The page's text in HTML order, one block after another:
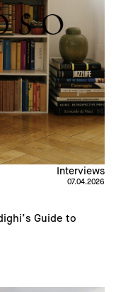
Guide to
Interviews
07.04.2026